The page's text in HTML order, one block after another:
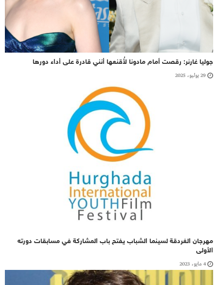
جوليا غارنر: رقصت أمام مادونا لأُقنعها أنني قادرة على أداء دورها
29 يوليو، 2025
مهرجان الغردقة لسينما الشباب يفتح باب المشاركة في مسابقات دورته
الأولى
4 مايو، 2023